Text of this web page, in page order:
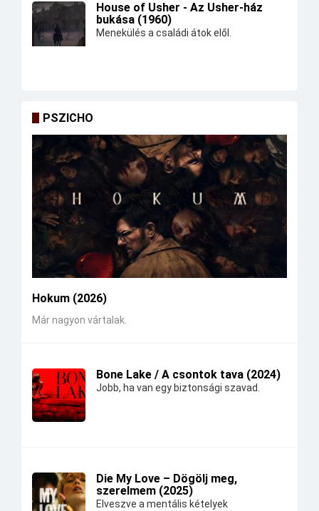
House of Usher - Az Usher-ház
bukása (1960)
Menekülés a családi átok elől.
PSZICHO
Hokum (2026)
Már nagyon vártalak.
Bone Lake / A csontok tava (2024)
Jobb, ha van egy biztonsági szavad.
Die My Love – Dögölj meg,
szerelmem (2025)
Elveszve a mentális kételyek